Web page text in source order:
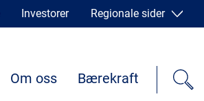
Investorer Regionale sider
Om oss Bærekraft